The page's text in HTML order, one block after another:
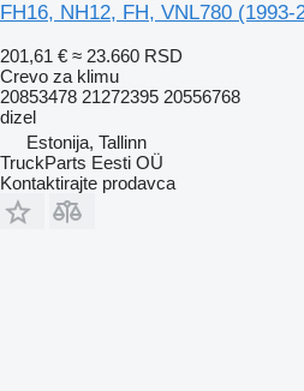
FH16, NH12, FH, VNL780 (1993-
201,61 € ≈ 23.660 RSD
Crevo za klimu
20853478 21272395 20556768
dizel
Estonija, Tallinn
TruckParts Eesti OÜ
Kontaktirajte prodavca